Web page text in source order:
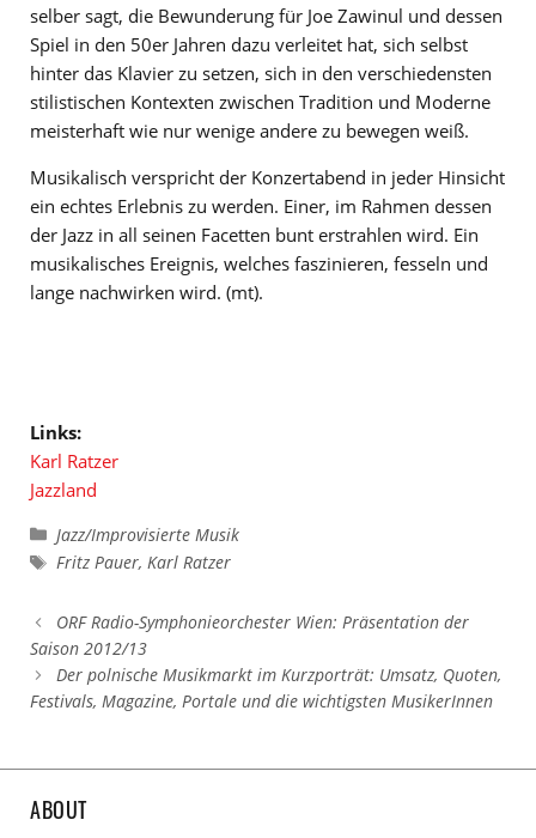
selber sagt, die Bewunderung für Joe Zawinul und dessen
Spiel in den 50er Jahren dazu verleitet hat, sich selbst
hinter das Klavier zu setzen, sich in den verschiedensten
stilistischen Kontexten zwischen Tradition und Moderne
meisterhaft wie nur wenige andere zu bewegen weiß.
Musikalisch verspricht der Konzertabend in jeder Hinsicht
ein echtes Erlebnis zu werden. Einer, im Rahmen dessen
der Jazz in all seinen Facetten bunt erstrahlen wird. Ein
musikalisches Ereignis, welches faszinieren, fesseln und
lange nachwirken wird. (mt).
Links:
Karl Ratzer
Jazzland
Kategorien
Jazz/Improvisierte Musik
Schlagwörter
Fritz Pauer,Karl Ratzer
ORF Radio-Symphonieorchester Wien: Präsentation der
Saison 2012/13
Der polnische Musikmarkt im Kurzporträt: Umsatz, Quoten,
Festivals, Magazine, Portale und die wichtigsten MusikerInnen
ABOUT